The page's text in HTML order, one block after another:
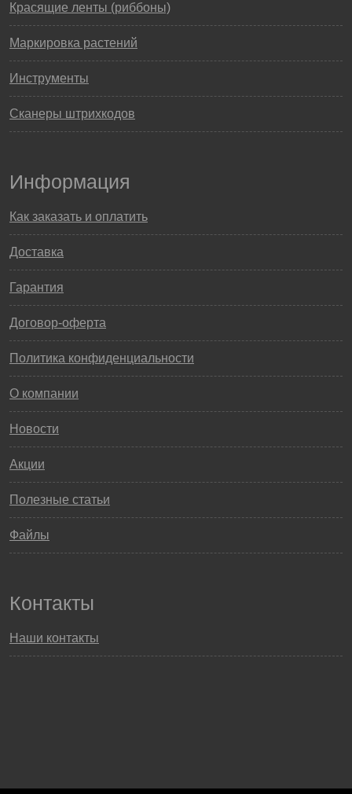
Красящие ленты (риббоны)
Маркировка растений
Инструменты
Сканеры штрихкодов
Информация
Как заказать и оплатить
Доставка
Гарантия
Договор-оферта
Политика конфиденциальности
О компании
Новости
Акции
Полезные статьи
Файлы
Контакты
Наши контакты